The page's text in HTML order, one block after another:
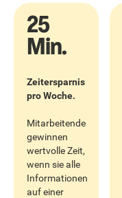
25
Min.
Zeitersparnis
pro Woche.
Mitarbeitende
gewinnen
wertvolle Zeit,
wenn sie alle
Informationen
auf einer